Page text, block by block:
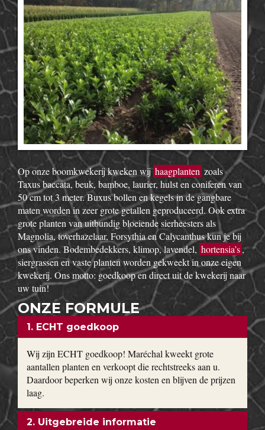
Op onze boomkwekerij kweken wijhaagplanten zoals
Taxus baccata, beuk, bamboe, laurier, hulst en coniferen van
50 cm tot 3 meter. Buxus bollen en kegels in de gangbare
maten worden in zeer grote getallen geproduceerd. Ook extra
grote planten van uitbundig bloeiende sierheesters als
Magnolia, toverhazelaar, Forsythia en Calycanthus kun je bij
ons vinden. Bodembedekkers, klimop, lavendel, hortensia’s,
siergrassen en vaste planten worden gekweekt in onze eigen
kwekerij. Ons motto: goedkoop en direct uit de kwekerij naar
uw tuin!
ONZE FORMULE
1. ECHT goedkoop
Wij zijn ECHT goedkoop! Maréchal kweekt grote
aantallen planten en verkoopt die rechtstreeks aan u.
Daardoor beperken wij onze kosten en blijven de prijzen
laag.
2. Uitgebreide informatie